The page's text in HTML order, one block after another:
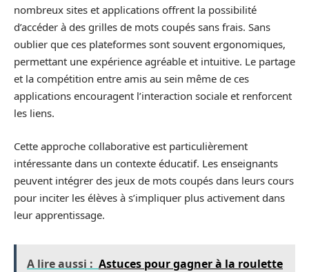
nombreux sites et applications offrent la possibilité
d’accéder à des grilles de mots coupés sans frais. Sans
oublier que ces plateformes sont souvent ergonomiques,
permettant une expérience agréable et intuitive. Le partage
et la compétition entre amis au sein même de ces
applications encouragent l’interaction sociale et renforcent
les liens.
Cette approche collaborative est particulièrement
intéressante dans un contexte éducatif. Les enseignants
peuvent intégrer des jeux de mots coupés dans leurs cours
pour inciter les élèves à s’impliquer plus activement dans
leur apprentissage.
A lire aussi : Astuces pour gagner à la roulette